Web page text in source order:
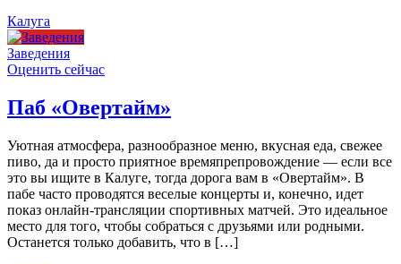
Калуга
Заведения
Оценить сейчас
Паб «Овертайм»
Уютная атмосфера, разнообразное меню, вкусная еда, свежее
пиво, да и просто приятное времяпрепровождение — если все
это вы ищите в Калуге, тогда дорога вам в «Овертайм». В
пабе часто проводятся веселые концерты и, конечно, идет
показ онлайн-трансляции спортивных матчей. Это идеальное
место для того, чтобы собраться с друзьями или родными.
Останется только добавить, что в […]